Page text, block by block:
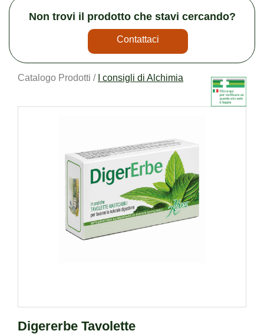
Non trovi il prodotto che stavi cercando?
Contattaci
Catalogo Prodotti / I consigli di Alchimia
Digererbe Tavolette